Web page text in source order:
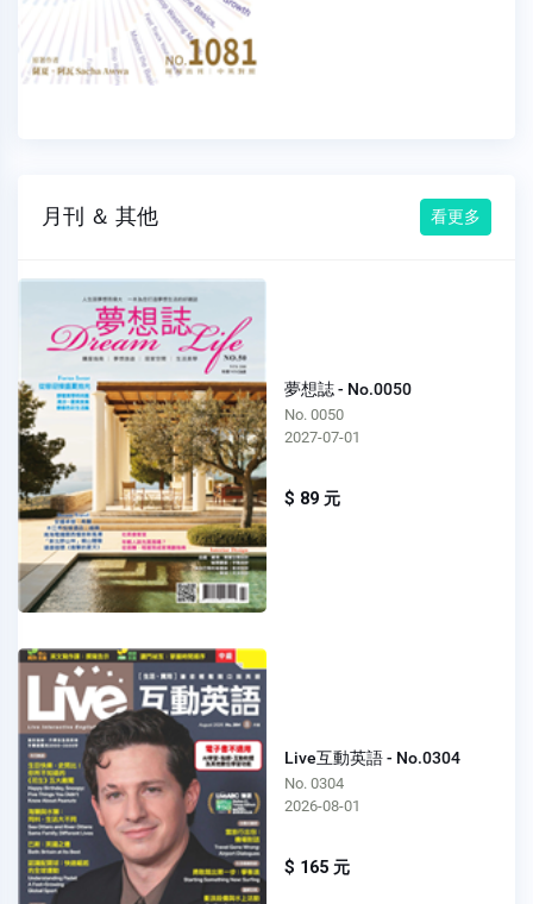
月刊 ＆ 其他 看更多
夢想誌 - No.0050
No. 0050
2027-07-01
$ 89 元
Live互動英語 - No.0304
No. 0304
2026-08-01
$ 165 元